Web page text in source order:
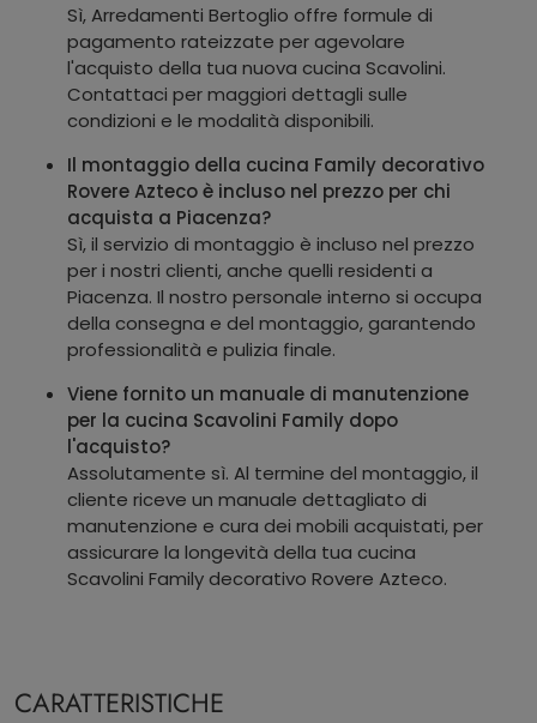
Sì, Arredamenti Bertoglio offre formule di
pagamento rateizzate per agevolare
l'acquisto della tua nuova cucina Scavolini.
Contattaci per maggiori dettagli sulle
condizioni e le modalità disponibili.
Il montaggio della cucina Family decorativo
Rovere Azteco è incluso nel prezzo per chi
acquista a Piacenza?
Sì, il servizio di montaggio è incluso nel prezzo
per i nostri clienti, anche quelli residenti a
Piacenza. Il nostro personale interno si occupa
della consegna e del montaggio, garantendo
professionalità e pulizia finale.
Viene fornito un manuale di manutenzione
per la cucina Scavolini Family dopo
l'acquisto?
Assolutamente sì. Al termine del montaggio, il
cliente riceve un manuale dettagliato di
manutenzione e cura dei mobili acquistati, per
assicurare la longevità della tua cucina
Scavolini Family decorativo Rovere Azteco.
CARATTERISTICHE